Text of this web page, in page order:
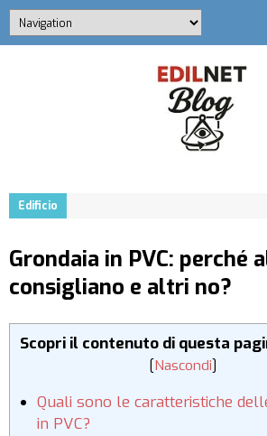
Edificio
Grondaia in PVC: perché
consigliano e altri no?
Scopri il contenuto di questa
[Nascondi]
Quali sono le caratteristiche
in PVC?